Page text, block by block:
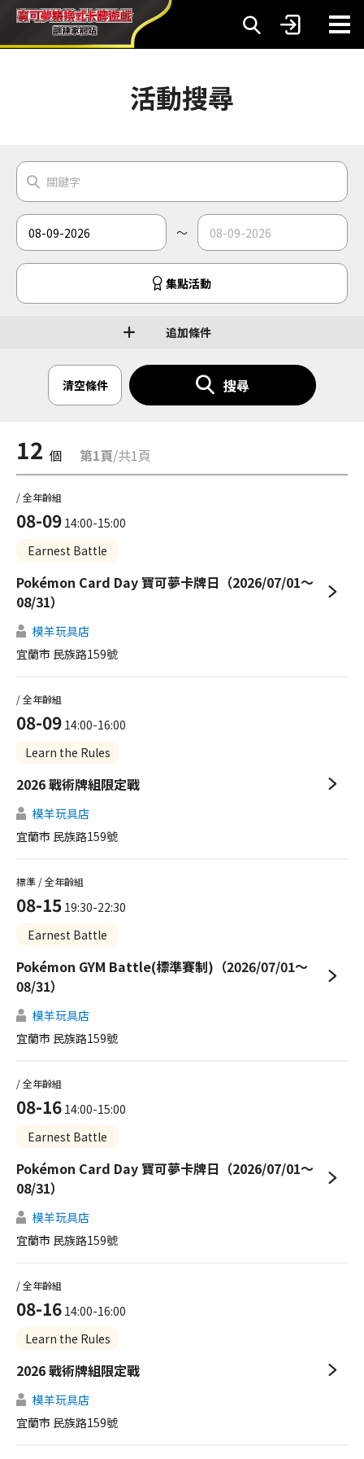
活動搜尋
～
集點活動
追加條件
清空條件 搜尋
12 個 第1頁/共1頁
08-09 14:00-15:00
Earnest Battle
/ 全年齡組
Pokémon Card Day 寶可夢卡牌日（2026/07/01～
08/31）
模羊玩具店
宜蘭市 民族路159號
08-09 14:00-16:00
Learn the Rules
/ 全年齡組
2026 戰術牌組限定戰
模羊玩具店
宜蘭市 民族路159號
08-15 19:30-22:30
Earnest Battle
標準 / 全年齡組
Pokémon GYM Battle(標準賽制)（2026/07/01～
08/31）
模羊玩具店
宜蘭市 民族路159號
08-16 14:00-15:00
Earnest Battle
/ 全年齡組
Pokémon Card Day 寶可夢卡牌日（2026/07/01～
08/31）
模羊玩具店
宜蘭市 民族路159號
08-16 14:00-16:00
Learn the Rules
/ 全年齡組
2026 戰術牌組限定戰
模羊玩具店
宜蘭市 民族路159號